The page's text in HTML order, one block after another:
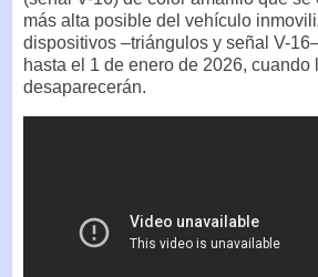
más alta posible del vehículo
dispositivos –triángulos y señal V-
hasta el 1 de enero de 2026, cuando
desaparecerán.